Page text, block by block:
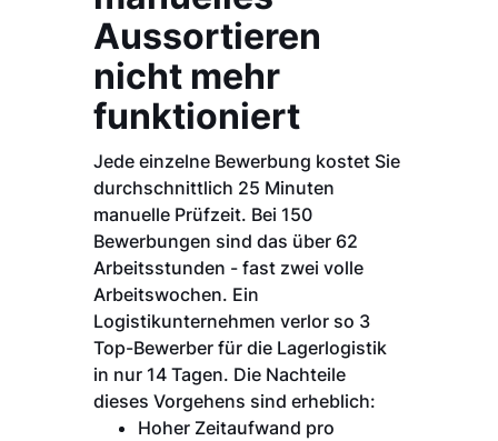
Aussortieren
nicht mehr
funktioniert
Jede einzelne Bewerbung kostet Sie
durchschnittlich 25 Minuten
manuelle Prüfzeit. Bei 150
Bewerbungen sind das über 62
Arbeitsstunden - fast zwei volle
Arbeitswochen. Ein
Logistikunternehmen verlor so 3
Top-Bewerber für die Lagerlogistik
in nur 14 Tagen. Die Nachteile
dieses Vorgehens sind erheblich:
Hoher Zeitaufwand pro